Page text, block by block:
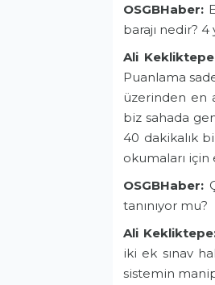
OSGBHaber:
barajı nedir?
Ali
Puanlama
üzerinden en
biz sahada
40 dakikalık
okumaları
OSGBHaber:
tanınıyor mu?
Ali
iki ek sınav
sistemin